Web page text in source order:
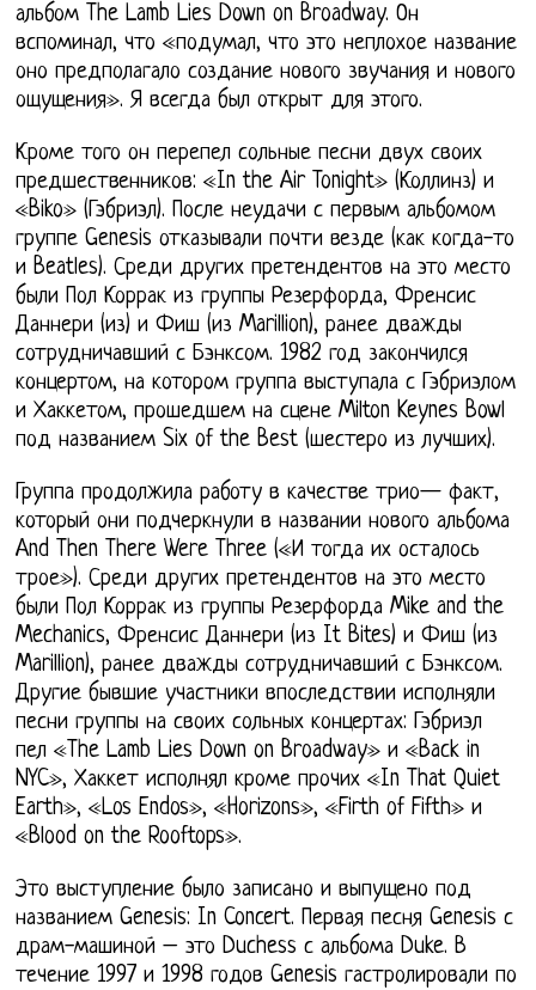
альбом The Lamb Lies Down on Broadway. Он
вспоминал, что «подумал, что это неплохое название
оно предполагало создание нового звучания и нового
ощущения». Я всегда был открыт для этого.
Кроме того он перепел сольные песни двух своих
предшественников: «In the Air Tonight» (Коллинз) и
«Biko» (Гэбриэл). После неудачи с первым альбомом
группе Genesis отказывали почти везде (как когда-то
и Beatles). Среди других претендентов на это место
были Пол Коррак из группы Резерфорда, Френсис
Даннери (из) и Фиш (из Marillion), ранее дважды
сотрудничавший с Бэнксом. 1982 год закончился
концертом, на котором группа выступала с Гэбриэлом
и Хаккетом, прошедшем на сцене Milton Keynes Bowl
под названием Six of the Best (шестеро из лучших).
Группа продолжила работу в качестве трио— факт,
который они подчеркнули в названии нового альбома
And Then There Were Three («И тогда их осталось
трое»). Среди других претендентов на это место
были Пол Коррак из группы Резерфорда Mike and the
Mechanics, Френсис Даннери (из It Bites) и Фиш (из
Marillion), ранее дважды сотрудничавший с Бэнксом.
Другие бывшие участники впоследствии исполняли
песни группы на своих сольных концертах: Гэбриэл
пел «The Lamb Lies Down on Broadway» и «Back in
NYC», Хаккет исполнял кроме прочих «In That Quiet
Earth», «Los Endos», «Horizons», «Firth of Fifth» и
«Blood on the Rooftops».
Это выступление было записано и выпущено под
названием Genesis: In Concert. Первая песня Genesis с
драм-машиной – это Duchess с альбома Duke. В
течение 1997 и 1998 годов Genesis гастролировали по